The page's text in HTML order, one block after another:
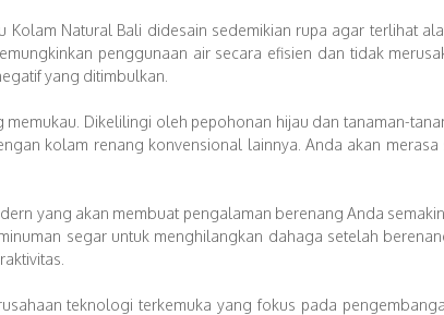
Natural Bali didesain sedemikian rupa agar terlihat
penggunaan air secara efisien dan tidak
yang ditimbulkan.
Dikelilingi oleh pepohonan hijau dan tanaman-
kolam renang konvensional lainnya. Anda akan
yang akan membuat pengalaman berenang Anda
segar untuk menghilangkan dahaga setelah
teknologi terkemuka yang fokus pada